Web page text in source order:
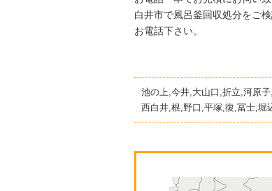
白井市で風呂釜回収処分をご
お電話下さい。
池の上,今井,大山口,折立,河原
西白井,根,野口,平塚,復,冨士,堀